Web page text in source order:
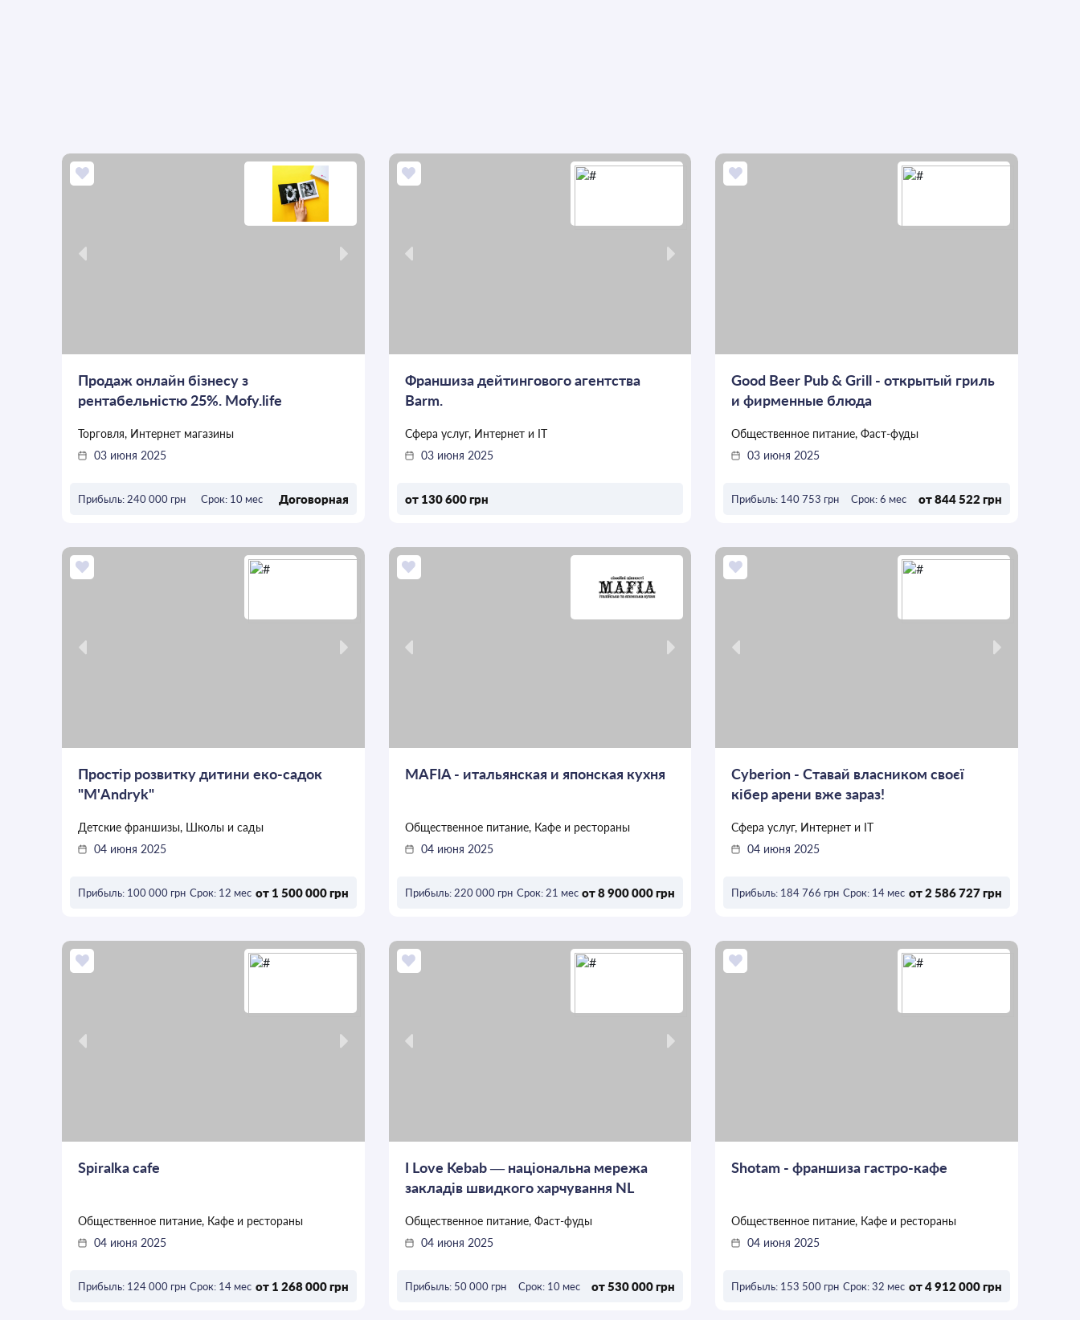
Продаж онлайн бізнесу з
рентабельністю 25%. Mofy.life
Торговля, Интернет магазины
03 июня 2025
Прибыль: 240 000 грн Срок: 10 мес Договорная
Франшиза дейтингового агентства
Barm.
Сфера услуг, Интернет и IT
03 июня 2025
от 130 600 грн
Good Beer Pub & Grill - открытый гриль
и фирменные блюда
Общественное питание, Фаст-фуды
03 июня 2025
Прибыль: 140 753 грн Срок: 6 мес от 844 522 грн
Простір розвитку дитини еко-садок
"М'Andryk"
Детские франшизы, Школы и сады
04 июня 2025
Прибыль: 100 000 грн Срок: 12 мес от 1 500 000 грн
MAFIA - итальянская и японская кухня
Общественное питание, Кафе и рестораны
04 июня 2025
Прибыль: 220 000 грн Срок: 21 мес от 8 900 000 грн
Cyberion - Ставай власником своєї
кібер арени вже зараз!
Сфера услуг, Интернет и IT
04 июня 2025
Прибыль: 184 766 грн Срок: 14 мес от 2 586 727 грн
Spiralka cafe
Общественное питание, Кафе и рестораны
04 июня 2025
Прибыль: 124 000 грн Срок: 14 мес от 1 268 000 грн
I Love Kebab — національна мережа
закладів швидкого харчування NL
Общественное питание, Фаст-фуды
04 июня 2025
Прибыль: 50 000 грн Срок: 10 мес от 530 000 грн
Shotam - франшиза гастро-кафе
Общественное питание, Кафе и рестораны
04 июня 2025
Прибыль: 153 500 грн Срок: 32 мес от 4 912 000 грн